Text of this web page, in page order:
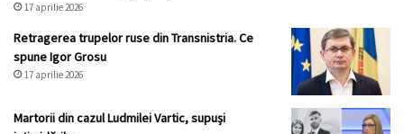
17 aprilie 2026
Retragerea trupelor ruse din Transnistria. Ce
spune Igor Grosu
17 aprilie 2026
Martorii din cazul Ludmilei Vartic, supuși